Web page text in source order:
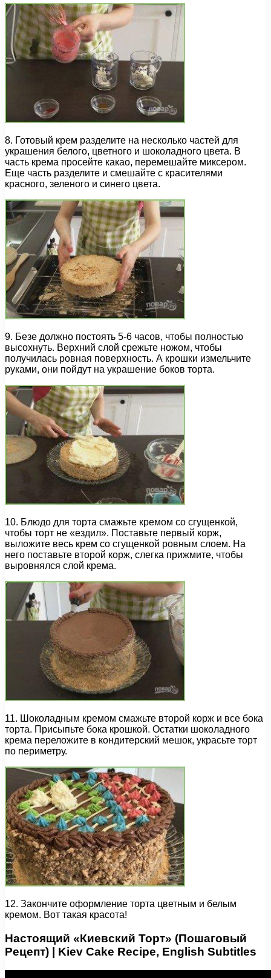
8. Готовый крем разделите на несколько частей для
украшения белого, цветного и шоколадного цвета. В
часть крема просейте какао, перемешайте миксером.
Еще часть разделите и смешайте с красителями
красного, зеленого и синего цвета.
9. Безе должно постоять 5-6 часов, чтобы полностью
высохнуть. Верхний слой срежьте ножом, чтобы
получилась ровная поверхность. А крошки измельчите
руками, они пойдут на украшение боков торта.
10. Блюдо для торта смажьте кремом со сгущенкой,
чтобы торт не «ездил». Поставьте первый корж,
выложите весь крем со сгущенкой ровным слоем. На
него поставьте второй корж, слегка прижмите, чтобы
выровнялся слой крема.
11. Шоколадным кремом смажьте второй корж и все бока
торта. Присыпьте бока крошкой. Остатки шоколадного
крема переложите в кондитерский мешок, украсьте торт
по периметру.
12. Закончите оформление торта цветным и белым
кремом. Вот такая красота!
Настоящий «Киевский Торт» (Пошаговый
Рецепт) | Kiev Cake Recipe, English Subtitles